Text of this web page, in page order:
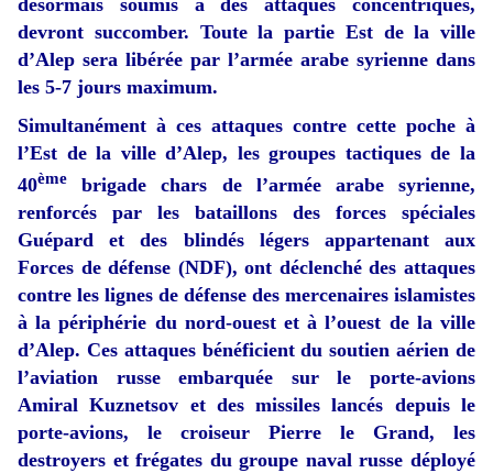
désormais soumis à des attaques concentriques,
devront succomber. Toute la partie Est de la ville
d’Alep sera libérée par l’armée arabe syrienne dans
les 5-7 jours maximum.
Simultanément à ces attaques contre cette poche à
l’Est de la ville d’Alep, les groupes tactiques de la
40ème
brigade chars de l’armée arabe syrienne,
renforcés par les bataillons des forces spéciales
Guépard et des blindés légers appartenant aux
Forces de défense (NDF), ont déclenché des attaques
contre les lignes de défense des mercenaires islamistes
à la périphérie du nord-ouest et à l’ouest de la ville
d’Alep. Ces attaques bénéficient du soutien aérien de
l’aviation russe embarquée sur le porte-avions
Amiral Kuznetsov et des missiles lancés depuis le
porte-avions, le croiseur Pierre le Grand, les
destroyers et frégates du groupe naval russe déployé